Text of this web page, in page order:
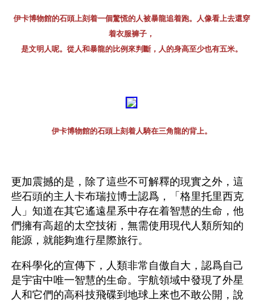
伊卡博物館的石頭上刻着一個驚慌的人被暴龍追着跑。人像看上去還穿
着衣服褲子，
是文明人呢。從人和暴龍的比例來判斷，人的身高至少也有五米。
伊卡博物館的石頭上刻着人騎在三角龍的背上。
更加震撼的是，除了這些不可解釋的現實之外，這
些石頭的主人卡布瑞拉博士認爲，「格里托里西克
人」知道在其它遙遠星系中存在着智慧的生命，他
們擁有高超的太空技術，無需使用現代人類所知的
能源，就能夠進行星際旅行。
在科學化的宣傳下，人類非常自傲自大，認爲自己
是宇宙中唯一智慧的生命。宇航領域中發現了外星
人和它們的高科技飛碟到地球上來也不敢公開，說